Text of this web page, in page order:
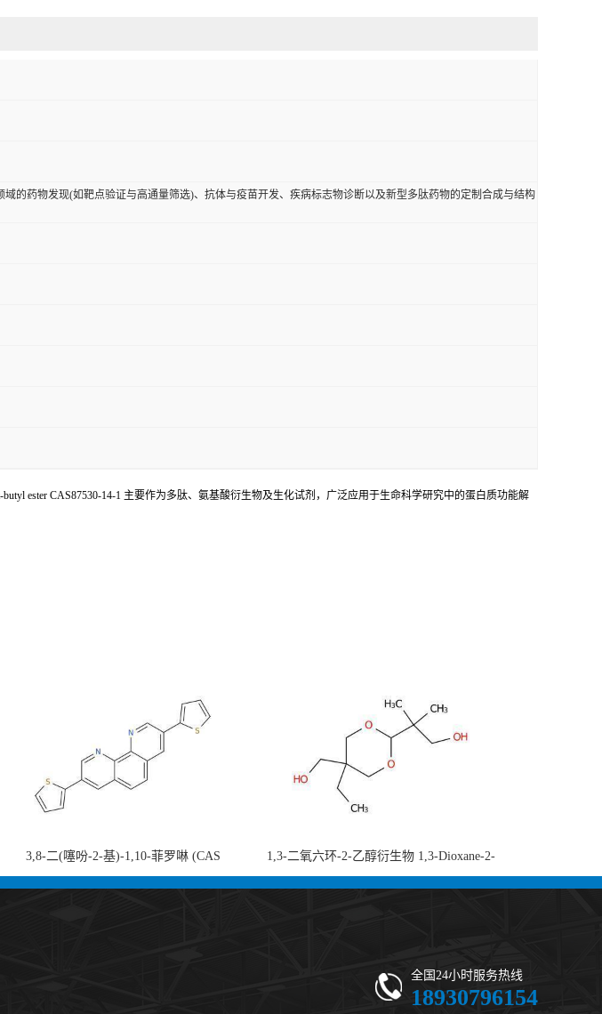
的药物发现(如靶点验证与高通量筛选)、抗体与疫苗开发、疾病标志物诊断以及新型多肽药物的定制合成与结构
ester CAS87530-14-1 主要作为多肽、氨基酸衍生物及生化试剂，广泛应用于生命科学研究中的蛋白质功能解
3,8-二(噻吩-2-基)-1,10-菲罗啉 (CAS
753491-32-6)1,10-Phenanthroline, 3,8-di-2-
1,3-二氧六环-2-乙醇衍生物 1,3-Dioxane-2-
ethanol, 5-ethyl-5-(hydroxymethyl)-β,β-
全国24小时服务热线
18930796154